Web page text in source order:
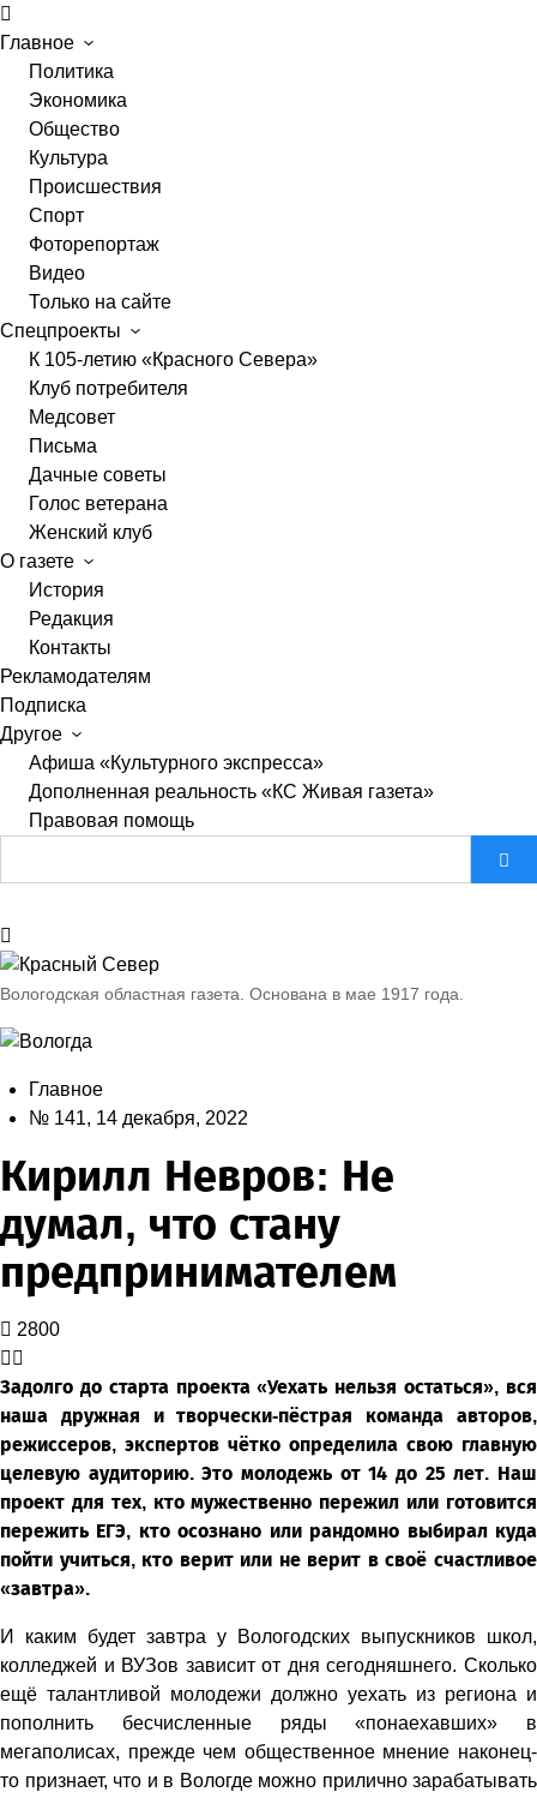
Главное
Политика
Экономика
Общество
Культура
Происшествия
Спорт
Фоторепортаж
Видео
Только на сайте
Спецпроекты
К 105-летию «Красного Севера»
Клуб потребителя
Медсовет
Письма
Дачные советы
Голос ветерана
Женский клуб
О газете
История
Редакция
Контакты
Рекламодателям
Подписка
Другое
Афиша «Культурного экспресса»
Дополненная реальность «КС Живая газета»
Правовая помощь
Вологодская областная газета. Основана в мае 1917 года.
Главное
№ 141, 14 декабря, 2022
Кирилл Невров: Не
думал, что стану
предпринимателем
2800
Задолго до старта проекта «Уехать нельзя остаться», вся
наша дружная и творчески-пёстрая команда авторов,
режиссеров, экспертов чётко определила свою главную
целевую аудиторию. Это молодежь от 14 до 25 лет. Наш
проект для тех, кто мужественно пережил или готовится
пережить ЕГЭ, кто осознано или рандомно выбирал куда
пойти учиться, кто верит или не верит в своё счастливое
«завтра».
И каким будет завтра у Вологодских выпускников школ,
колледжей и ВУЗов зависит от дня сегодняшнего. Сколько
ещё талантливой молодежи должно уехать из региона и
пополнить бесчисленные ряды «понаехавших» в
мегаполисах, прежде чем общественное мнение наконец-
то признает, что и в Вологде можно прилично зарабатывать